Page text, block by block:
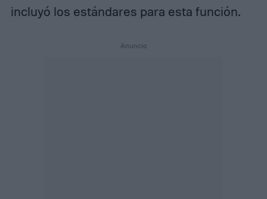
incluyó los estándares para esta función.